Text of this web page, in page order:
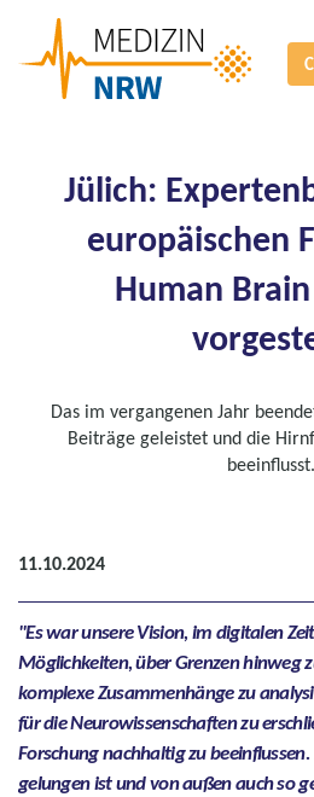
Jülich:
europäischen
Human
Das im vergangenen Jahr
Beiträge geleistet und die
beeinflusst.
11.10.2024
Es war unsere Vision, im digitalen
Möglichkeiten, über Grenzen hinweg
komplexe Zusammenhänge zu
für die Neurowissenschaften zu
Forschung nachhaltig zu
gelungen ist und von außen auch so